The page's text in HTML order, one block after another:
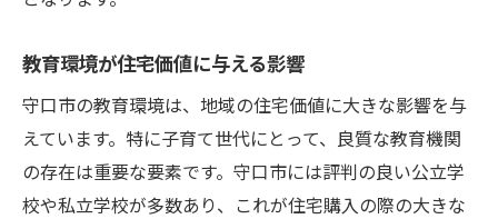
教育環境が住宅価値に与える影響
守口市の教育環境は、地域の住宅価値に大きな影響を与
えています。特に子育て世代にとって、良質な教育機関
の存在は重要な要素です。守口市には評判の良い公立学
校や私立学校が多数あり、これが住宅購入の際の大きな